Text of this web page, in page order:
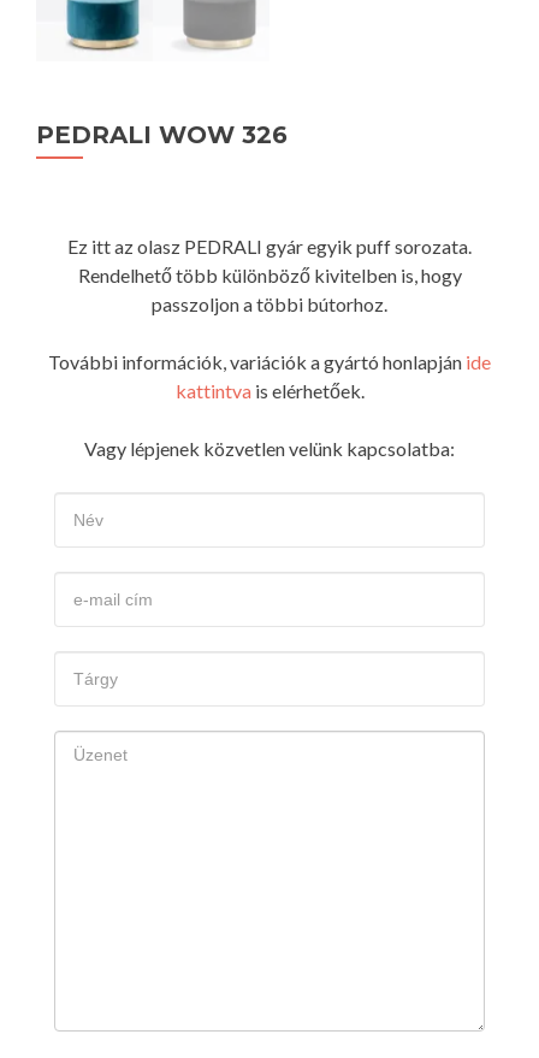
PEDRALI WOW 326
Ez itt az olasz PEDRALI gyár egyik puff sorozata.
Rendelhető több különböző kivitelben is, hogy
passzoljon a többi bútorhoz.
További információk, variációk a gyártó honlapján ide
kattintvais elérhetőek.
Vagy lépjenek közvetlen velünk kapcsolatba: